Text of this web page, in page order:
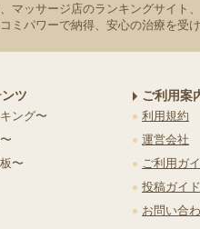
マッサージ店のランキングサイト
ミパワーで納得、安心の治療を受
ツ
ング〜
〜
ご利用案
利用規約
運営会社
ご利用ガ
投稿ガイ
お問い合